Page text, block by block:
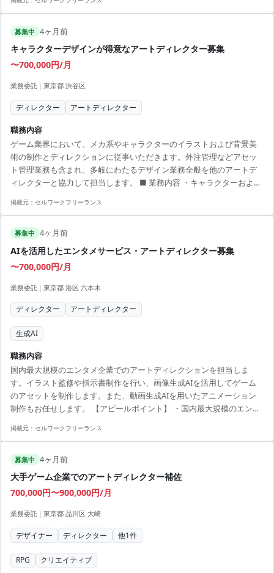
少数精鋭チームでの主体的な業務推進 - AI技術を活かしたスキル向上 -
募集中 4ヶ月前
キャラクターデザインが得意なアートディレクター募集
〜700,000円/月
業務委託 | 東京都 渋谷区
ディレクター アートディレクター
職務内容
ゲーム業界において、メカ系やキャラクターのイラストおよび背景美
術の制作とディレクションに従事いただきます。外注管理などアセッ
ト管理業務も含まれ、多岐にわたるデザイン業務全般を他のアートデ
ィレクターと協力して担当します。 ■ 業務内容 ・キャラクターおよび
・ポートフォリオ提出による過去作品の確認 【アピールポイント】 ・
き方を実現 ・多様なキャリアパスを描けるポジション ・チームでの連
携を強化しながら作業 ・最新のデザインツールを活用できる環境
掲載元： セルワークフリーランス
募集中 4ヶ月前
AIを活用したエンタメサービス・アートディレクター募集
〜700,000円/月
業務委託 | 東京都 港区 六本木
ディレクター アートディレクター
生成AI
職務内容
国内最大規模のエンタメ企業でのアートディレクションを担当しま
す。イラスト監修や指示書制作を行い、画像生成AIを活用してゲーム
のアセットを制作します。また、動画生成AIを用いたアニメーション
制作もお任せします。 【アピールポイント】 ・国内最大規模のエンタ
自分の才能を伸ばし可能性を広げられる ・少数精鋭チームで主体的に
掲載元： セルワークフリーランス
募集中 4ヶ月前
大手ゲーム企業でのアートディレクター補佐
700,000円〜900,000円/月
業務委託 | 東京都 品川区 大崎
デザイナー ディレクター 他1件
RPG クリエイティブ